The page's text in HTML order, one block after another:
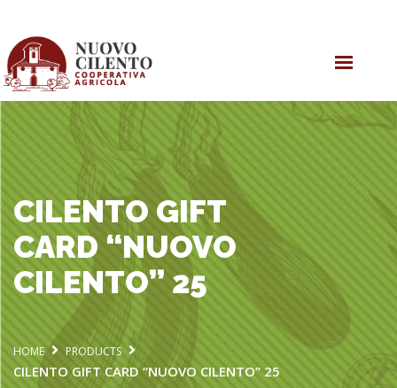
OLIVE OIL
COOPERATIVE
CILENTO GIFT
CARD “NUOVO
CILENTO” 25
HOME PRODUCTS
CILENTO GIFT CARD “NUOVO CILENTO” 25